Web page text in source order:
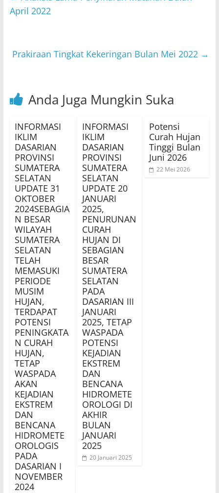
A
k
April 2022
Prakiraan Tingkat Kekeringan Bulan Mei 2022 →
Anda Juga Mungkin Suka
INFORMASI
IKLIM
DASARIAN
PROVINSI
SUMATERA
SELATAN
UPDATE 31
OKTOBER
2024SEBAGIA
N BESAR
WILAYAH
SUMATERA
SELATAN
TELAH
MEMASUKI
PERIODE
MUSIM
HUJAN,
TERDAPAT
POTENSI
PENINGKATA
N CURAH
HUJAN,
TETAP
WASPADA
AKAN
KEJADIAN
EKSTREM
DAN
BENCANA
HIDROMETE
OROLOGIS
PADA
DASARIAN I
NOVEMBER
2024
INFORMASI
IKLIM
DASARIAN
PROVINSI
SUMATERA
SELATAN
UPDATE 20
JANUARI
2025,
PENURUNAN
CURAH
HUJAN DI
SEBAGIAN
BESAR
SUMATERA
SELATAN
PADA
DASARIAN III
JANUARI
2025, TETAP
WASPADA
POTENSI
KEJADIAN
EKSTREM
DAN
BENCANA
HIDROMETE
OROLOGI DI
AKHIR
BULAN
JANUARI
2025
20 Januari 2025
Potensi
Curah Hujan
Tinggi Bulan
Juni 2026
22 Mei 2026